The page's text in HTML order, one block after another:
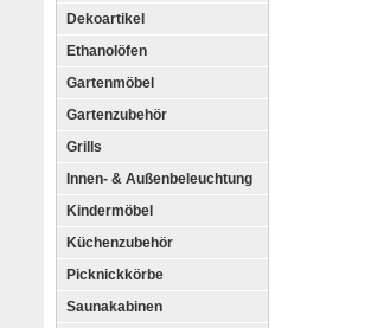
Dekoartikel
Ethanolöfen
Gartenmöbel
Gartenzubehör
Grills
Innen- & Außenbeleuchtung
Kindermöbel
Küchenzubehör
Picknickkörbe
Saunakabinen